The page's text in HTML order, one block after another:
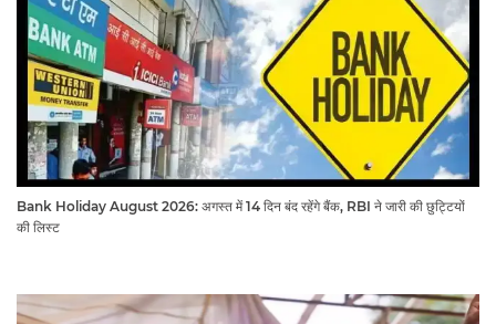
Bank Holiday August 2026: अगस्त में 14 दिन बंद रहेंगे बैंक, RBI ने जारी की छुट्टियों
की लिस्ट​​​​​​​